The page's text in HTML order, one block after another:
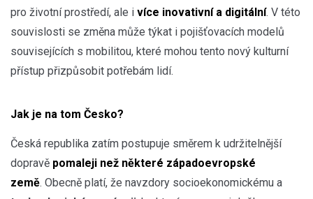
pro životní prostředí, ale i více inovativní a digitální. V této
souvislosti se změna může týkat i pojišťovacích modelů
souvisejících s mobilitou, které mohou tento nový kulturní
přístup přizpůsobit potřebám lidí.
Jak je na tom Česko?
Česká republika zatím postupuje směrem k udržitelnější
dopravě pomaleji než některé západoevropské
země. Obecně platí, že navzdory socioekonomickému a